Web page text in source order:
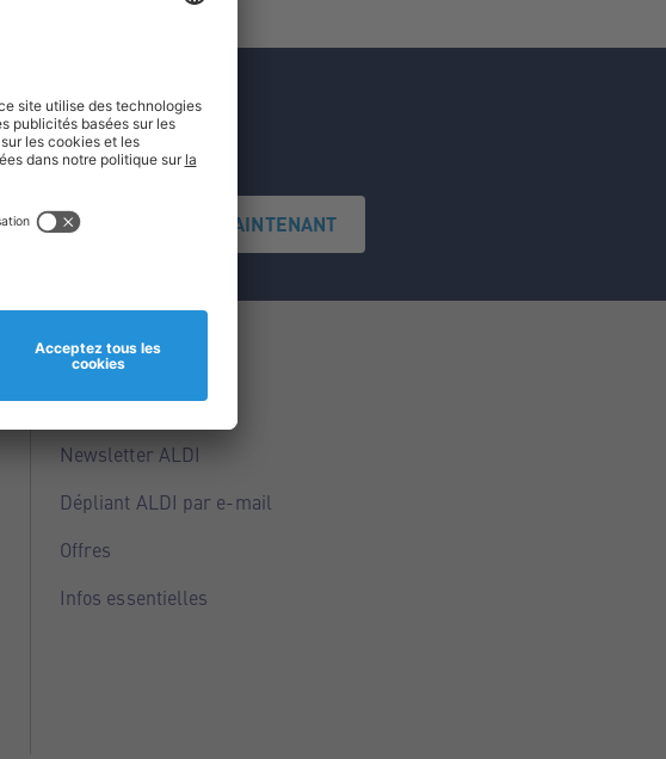
S'INSCRIRE MAINTENANT
Service
Points ALDI
Newsletter ALDI
Dépliant ALDI par e-mail
Offres
Infos essentielles